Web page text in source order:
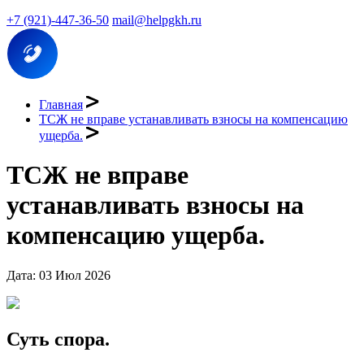
+7 (921)-447-36-50 mail@helpgkh.ru
Главная
ТСЖ не вправе устанавливать взносы на компенсацию
ущерба.
ТСЖ не вправе
устанавливать взносы на
компенсацию ущерба.
Дата: 03 Июл 2026
Суть спора.